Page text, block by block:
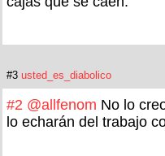
#3 usted_es_diabolico
#2 @allfenom No lo
lo echarán del trabajo